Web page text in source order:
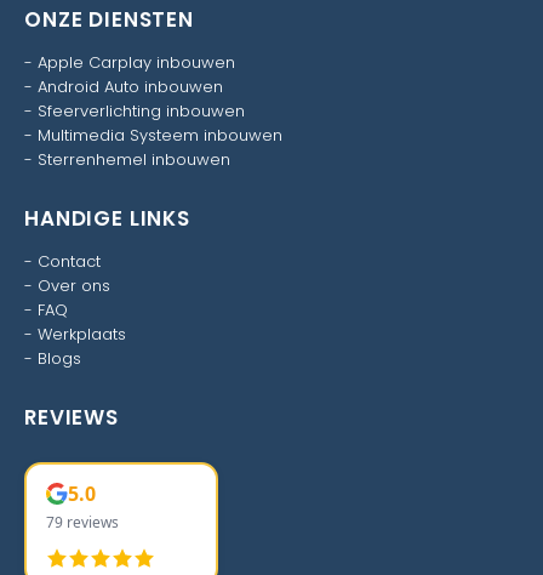
ONZE DIENSTEN
- Apple Carplay inbouwen
- Android Auto inbouwen
- Sfeerverlichting inbouwen
- Multimedia Systeem inbouwen
- Sterrenhemel inbouwen
HANDIGE LINKS
- Contact
- Over ons
- FAQ
- Werkplaats
- Blogs
REVIEWS
5.0
79 reviews